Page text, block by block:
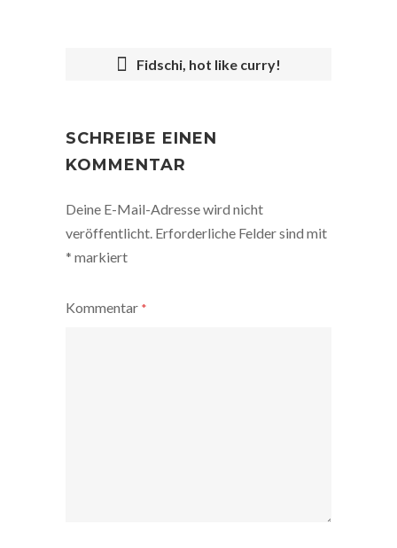
NAVIGATION
Fidschi, hot like curry!
SCHREIBE EINEN
KOMMENTAR
Deine E-Mail-Adresse wird nicht
veröffentlicht. Erforderliche Felder sind mit
* markiert
Kommentar *